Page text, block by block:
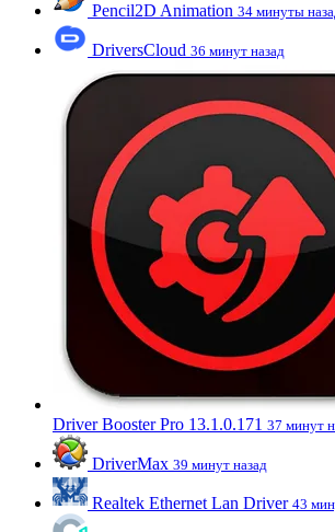
Pencil2D Animation 34 минуты
DriversCloud 36 минут назад
Driver Booster Pro 13.1.0.171 37 минут
DriverMax 39 минут назад
Realtek Ethernet Lan Driver 43